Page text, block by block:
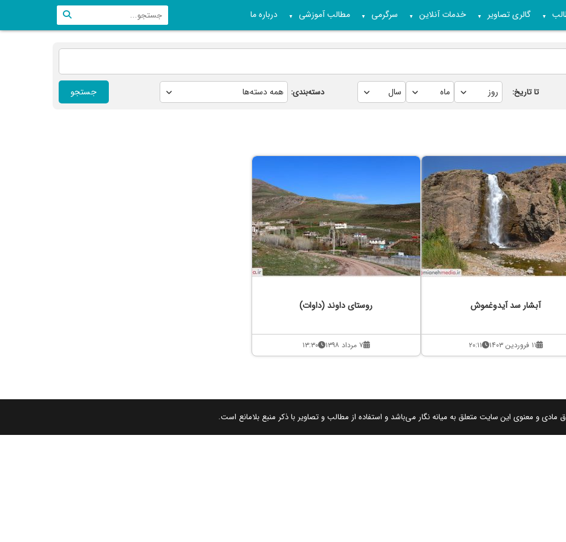
▼ گالری تصاویر ▼ خدمات آنلاین ▼ سرگرمی ▼ مطالب آموزشی ▼ درباره ما
تا تاریخ: دسته‌بندی: جستجو
آبشار سد آیدوغموش
۱۱ فروردین ۱۴۰۳ ۲۰:۱۱
روستای داوند (داوات)
۷ مرداد ۱۳۹۸ ۱۳:۳۰
مادی و معنوی این سایت متعلق به میانه نگار می‌باشد و استفاده از مطالب و تصاویر با ذکر منبع بلامانع است.